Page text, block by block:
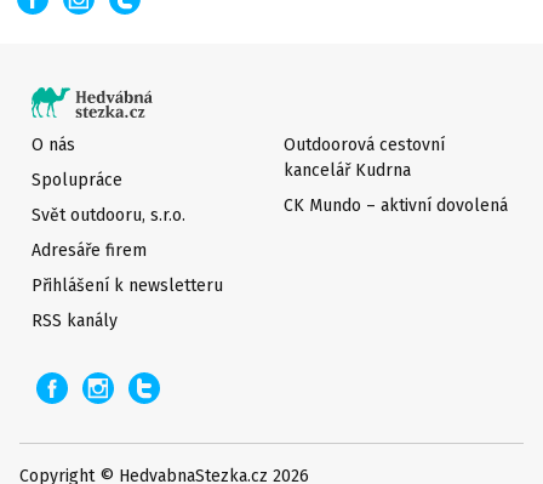
O nás
Spolupráce
Svět outdooru, s.r.o.
Adresáře firem
Přihlášení k newsletteru
Outdoorová cestovní
kancelář Kudrna
CK Mundo – aktivní dovolená
RSS kanály
Copyright © HedvabnaStezka.cz 2026